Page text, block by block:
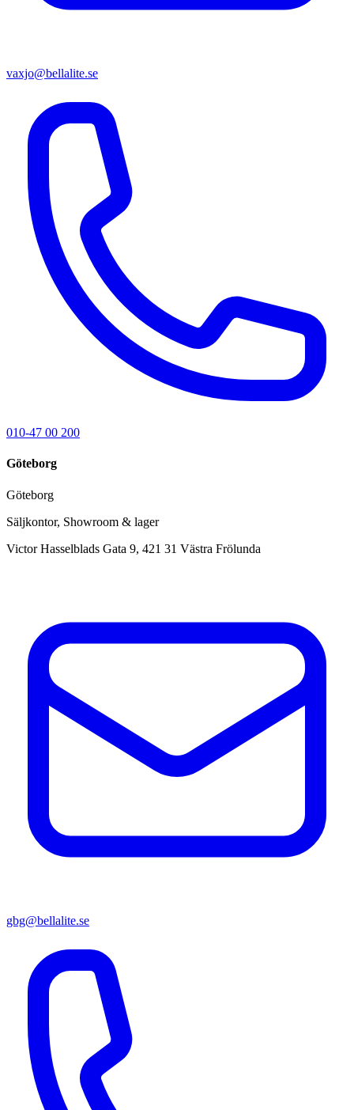
vaxjo@bellalite.se
010-47 00 200
Göteborg
Göteborg
Säljkontor, Showroom & lager
Victor Hasselblads Gata 9, 421 31 Västra Frölunda
gbg@bellalite.se